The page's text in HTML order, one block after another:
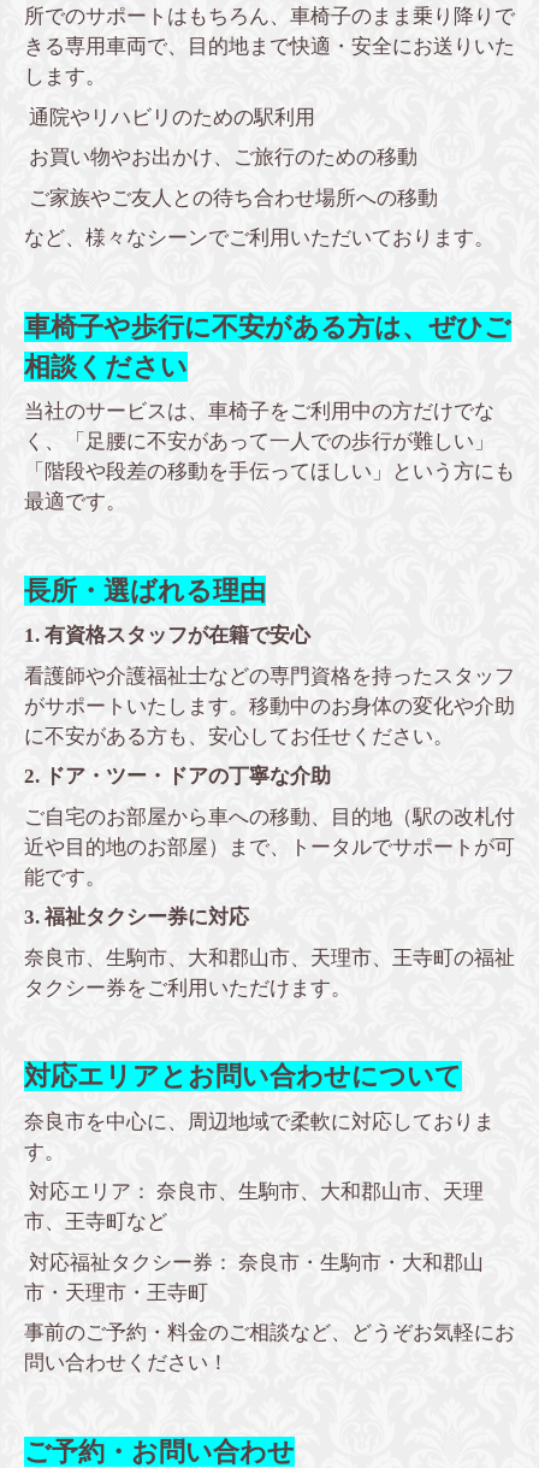
所でのサポートはもちろん、車椅子のまま乗り降りで
きる専用車両で、目的地まで快適・安全にお送りいた
します。
通院やリハビリのための駅利用
お買い物やお出かけ、ご旅行のための移動
ご家族やご友人との待ち合わせ場所への移動
など、様々なシーンでご利用いただいております。
車椅子や歩行に不安がある方は、ぜひご
相談ください
当社のサービスは、車椅子をご利用中の方だけでな
く、「足腰に不安があって一人での歩行が難しい」
「階段や段差の移動を手伝ってほしい」という方にも
最適です。
長所・選ばれる理由
1. 有資格スタッフが在籍で安心
看護師や介護福祉士などの専門資格を持ったスタッフ
がサポートいたします。移動中のお身体の変化や介助
に不安がある方も、安心してお任せください。
2. ドア・ツー・ドアの丁寧な介助
ご自宅のお部屋から車への移動、目的地（駅の改札付
近や目的地のお部屋）まで、トータルでサポートが可
能です。
3. 福祉タクシー券に対応
奈良市、生駒市、大和郡山市、天理市、王寺町の福祉
タクシー券をご利用いただけます。
対応エリアとお問い合わせについて
奈良市を中心に、周辺地域で柔軟に対応しておりま
す。
対応エリア： 奈良市、生駒市、大和郡山市、天理
市、王寺町など
対応福祉タクシー券： 奈良市・生駒市・大和郡山
市・天理市・王寺町
事前のご予約・料金のご相談など、どうぞお気軽にお
問い合わせください！
ご予約・お問い合わせ